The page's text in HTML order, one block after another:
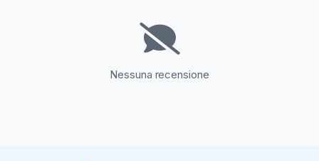
- Gruppo di discussione, vendita e
Nessuna recensione